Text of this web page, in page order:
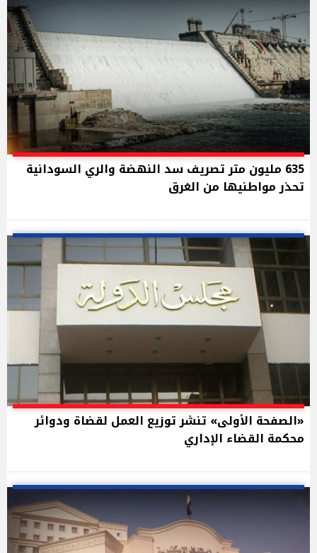
635 مليون متر تصريف سد النهضة والري السودانية
تحذر مواطنيها من الغرق
«الصفحة الأولى» تنشر توزيع العمل لقضاة ودوائر
محكمة القضاء الإداري